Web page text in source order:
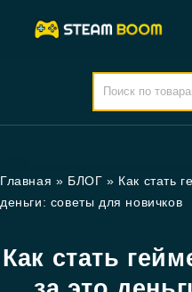
Главная » БЛОГ » Как стать
деньги: советы для новичков
Как стать